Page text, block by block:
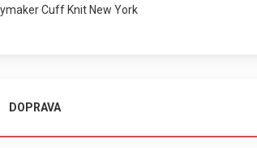
Cuff Knit New York
DOPRAVA